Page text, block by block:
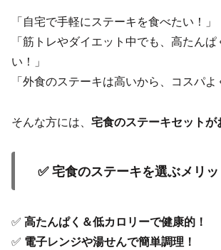
「自宅で手軽にステーキを食べたい！」
「筋トレやダイエット中でも、高たん
い！」
「外食のステーキは高いから、コスパよ
そんな方には、 宅食のステーキセットが
✅ 宅食のステーキを選ぶメリッ
✅ 高たんぱく＆低カロリーで健康的！
✅ 電子レンジや湯せんで簡単調理！